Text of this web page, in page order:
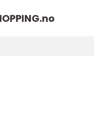
no